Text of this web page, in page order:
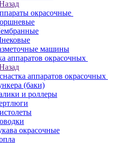
окрасочные
машины
аппаратов окрасочных
аппаратов окрасочных
(баки)
и роллеры
окрасочные